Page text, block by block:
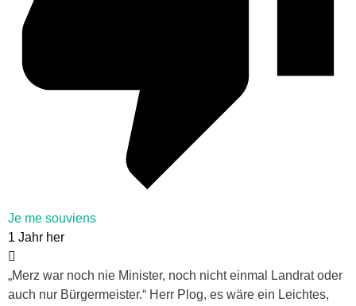
Je me souviens
1 Jahr her
„Merz war noch nie Minister, noch nicht einmal Landrat oder
auch nur Bürgermeister.“ Herr Plog, es wäre ein Leichtes,